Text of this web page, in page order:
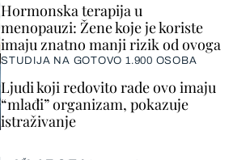
Hormonska terapija u
menopauzi: Žene koje je koriste
imaju znatno manji rizik od ovoga
STUDIJA NA GOTOVO 1.900 OSOBA
Ljudi koji redovito rade ovo imaju
“mlađi” organizam, pokazuje
istraživanje